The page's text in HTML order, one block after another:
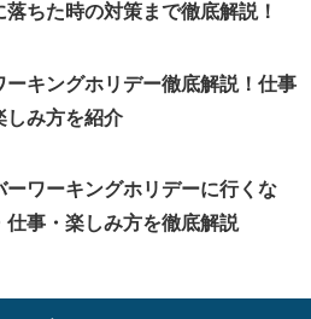
落ちた時の対策まで徹底解説！
ーキングホリデー徹底解説！仕事
しみ方を紹介
ーワーキングホリデーに行くな
仕事・楽しみ方を徹底解説